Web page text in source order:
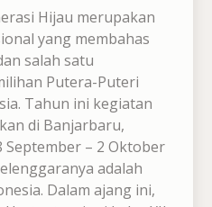
Hijau merupakan
yang membahas
salah satu
Putera-Puteri
Tahun ini kegiatan
di Banjarbaru,
September – 2 Oktober
adalah
Dalam ajang ini,